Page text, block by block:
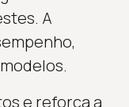
A
e reforça a